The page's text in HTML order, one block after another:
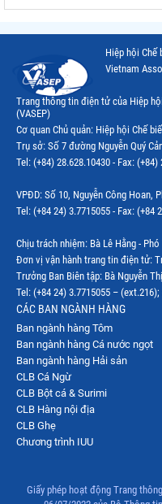
Hiệp hội Chế
Vietnam
Trang thông tin điện tử của Hiệp
(VASEP)
Cơ quan Chủ quản: Hiệp hội Chế
Trụ sở: Số 7 đường Nguyễn Quý
Tel: (+84) 28.628.10430 - Fax:
VPĐD: Số 10, Nguyễn Công Hoan,
Tel: (+84 24) 3.7715055 - Fax: (+84
Chịu trách nhiệm: Bà Lê Hằng -
Đơn vị vận hành trang tin điện tử:
Trưởng Ban Biên tập: Bà Nguyễn
Tel: (+84 24) 3.7715055 –
CÁC BAN NGÀNH HÀNG
Ban ngành hàng Tôm
Ban ngành hàng Cá nước ngọt
Ban ngành hàng Hải sản
CLB Cá Ngừ
CLB Bột cá & Surimi
CLB Hàng nội địa
CLB Ghẹ
Chương trình IUU
Giấy phép hoạt động Trang